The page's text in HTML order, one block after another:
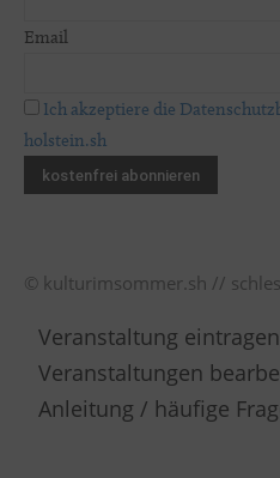
Email
Ich akzeptiere die
holstein.sh
© kulturimsommer.sh //
Veranstaltung eintragen
Veranstaltungen
Anleitung / häufige